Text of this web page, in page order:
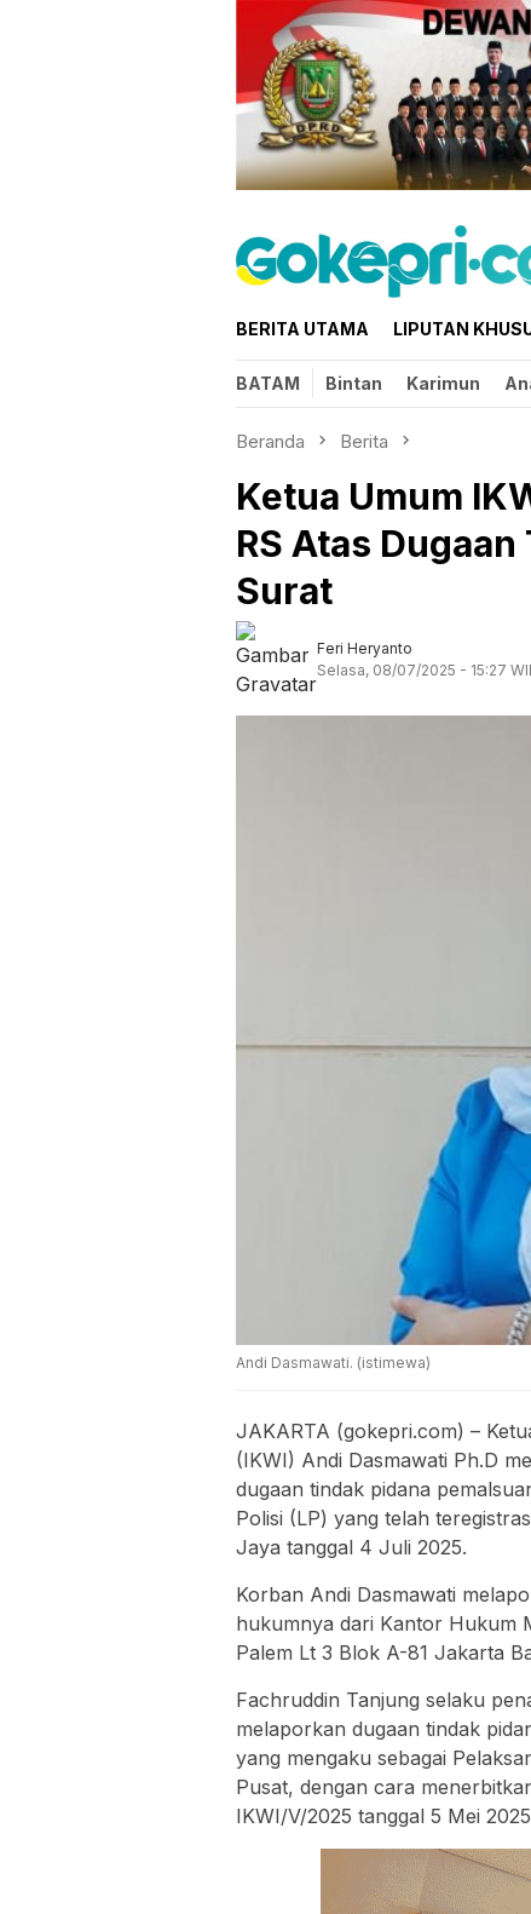
BERITA UTAMA LIPUTAN
BATAM Bintan Karimun
Beranda Berita
Ketua Umum
RS Atas
Surat
Feri Heryanto
Selasa, 08/07/2025 - 15:27
Andi Dasmawati. (istimewa)
JAKARTA (gokepri.com) –
(IKWI) Andi Dasmawati Ph.D
dugaan tindak pidana
Polisi (LP) yang telah
Jaya tanggal 4 Juli 2025.
Korban Andi Dasmawati
hukumnya dari Kantor Hukum
Palem Lt 3 Blok A-81 Jakarta
Fachruddin Tanjung selaku
melaporkan dugaan tindak
yang mengaku sebagai
Pusat, dengan cara
IKWI/V/2025 tanggal 5 Mei